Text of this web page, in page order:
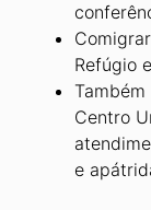
Refúgio
Centro
e